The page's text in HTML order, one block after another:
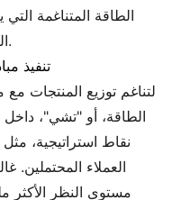
الطاقة المتناغمة
النهاية إلى زيادة رضا العملاء وولائهم.
تنفيذ
لتناغم توزيع المنتجات مع
الطاقة، أو "تشي"،
نقاط استراتيجية،
العملاء المحتملين.
مستوى النظر الأكثر